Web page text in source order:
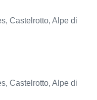
Castelrotto, Alpe di
Castelrotto, Alpe di